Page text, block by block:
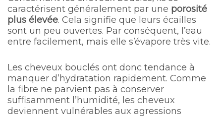
caractérisent généralement par une porosité
plus élevée. Cela signifie que leurs écailles
sont un peu ouvertes. Par conséquent, l’eau
entre facilement, mais elle s’évapore très vite.
Les cheveux bouclés ont donc tendance à
manquer d’hydratation rapidement. Comme
la fibre ne parvient pas à conserver
suffisamment l’humidité, les cheveux
deviennent vulnérables aux agressions